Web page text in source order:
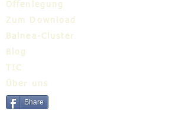
Offenlegung
Zum Download
Balnea-Cluster
Blog
TIC
Über uns
Share